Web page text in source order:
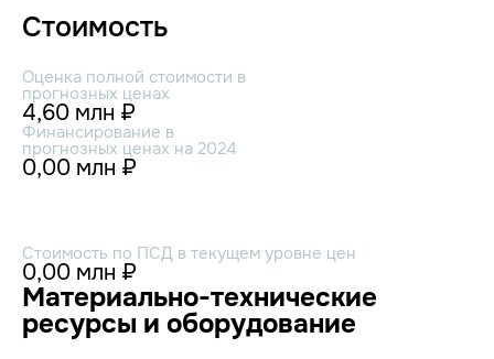
Стоимость
Оценка полной стоимости в
прогнозных ценах
4,60 млн ₽
Финансирование в
прогнозных ценах на 2024
0,00 млн ₽
Стоимость по ПСД в текущем уровне цен
0,00 млн ₽
Материально-технические
ресурсы и оборудование